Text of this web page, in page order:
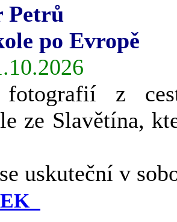
Petrů
po Evropě
fotografií z
ze Slavětína,
uskuteční v